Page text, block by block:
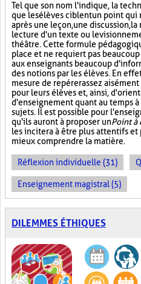
Tel que son nom l'indique, la
que les élèves ciblent un point
après une leçon, une discussion,
lecture d'un texte ou le
théâtre. Cette formule
place et ne requiert pas
aux enseignants beaucoup
des notions par les élèves. En
mesure de repérer assez
pour leurs élèves et, ainsi,
d'enseignement quant au temps à
sujets. Il est possible pour
qu'ils auront à proposer unPoint à
les incitera à être plus attentifs et
mieux comprendre la matière.
Réflexion individuelle (31)
Enseignement magistral (5)
DILEMMES ÉTHIQUES